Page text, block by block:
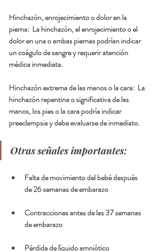
Hinchazón, enrojecimiento o dolor en la
pierna: La hinchazón, el enrojecimiento o el
dolor en una o ambas piernas podrían indicar
un coágulo de sangre y requerir atención
médica inmediata.
Hinchazón extrema de las manos o la cara: La
hinchazón repentina o significativa de las
manos, los pies o la cara podría indicar
preeclampsia y debe evaluarse de inmediato.
Otras señales importantes:
Falta de movimiento del bebé después
de 26 semanas de embarazo
Contracciones antes de las 37 semanas
de embarazo
Pérdida de líquido amniótico